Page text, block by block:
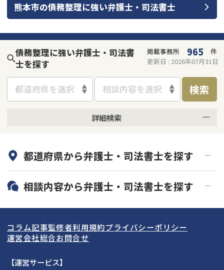
熊本市の債務整理に強い弁護士・司法書士
債務整理に強い弁護士・司法書
士を探す
掲載事務所 965
件
更新日 : 2026年07月31日
都道府県を選択 相談内容を選択 検索
詳細検索
初回相談無料
土日祝の相談可能
都道府県から弁護士・司法書士を探す
北海道・東北
北海道 青森県
岩手県 宮城県
秋田県
関東
東京都 神奈川県
埼玉県
東海
愛知県
関西
相談内容から弁護士・司法書士を探す
任意整理
個人再生
コラム記事監修者利用規約プライバシーポリシー
運営会社総合お問合せ
【運営サービス】